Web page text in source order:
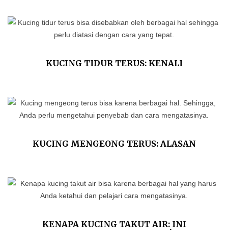
KUCING TIDUR TERUS: KENALI
KUCING MENGEONG TERUS: ALASAN
KENAPA KUCING TAKUT AIR: INI